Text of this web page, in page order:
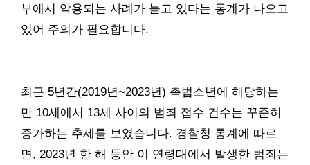
부에서 악용되는 사례가 늘고 있다는 통계가 나오고
있어 주의가 필요합니다.
최근 5년간(2019년~2023년) 촉법소년에 해당하는
만 10세에서 13세 사이의 범죄 접수 건수는 꾸준히
증가하는 추세를 보였습니다. 경찰청 통계에 따르
면, 2023년 한 해 동안 이 연령대에서 발생한 범죄는